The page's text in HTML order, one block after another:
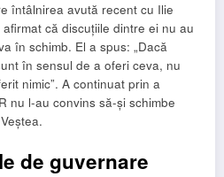
întâlnirea avută recent cu Ilie
că discuțiile dintre ei nu au
în schimb. El a spus: „Dacă
în sensul de a oferi ceva, nu
nimic”. A continuat prin a
nu l-au convins să-și schimbe
de guvernare